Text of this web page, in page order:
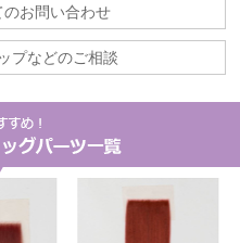
のお問い合わせ
プなどのご相談